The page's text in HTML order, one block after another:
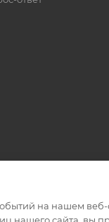
на нашем веб-